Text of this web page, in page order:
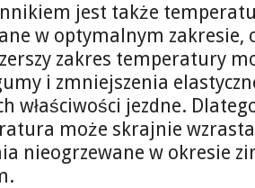
jest także
w optymalnym zakresie,
zakres temperatury
i zmniejszenia
właściwości jezdne.
może skrajnie
nieogrzewane w okresie